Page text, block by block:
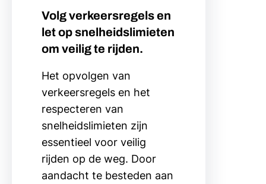
Volg verkeersregels en
let op snelheidslimieten
om veilig te rijden.
Het opvolgen van
verkeersregels en het
respecteren van
snelheidslimieten zijn
essentieel voor veilig
rijden op de weg. Door
aandacht te besteden aan